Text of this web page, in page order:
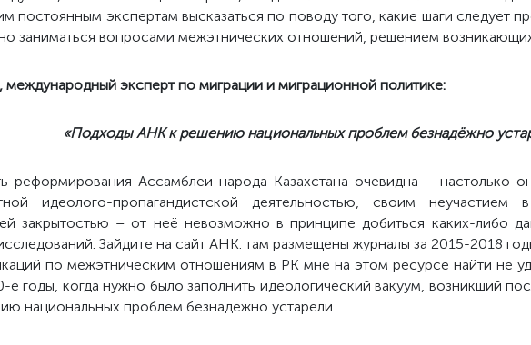
постоянным экспертам высказаться по поводу того, какие шаги следует
заниматься вопросами межэтнических отношений, решением
международный эксперт по миграции и миграционной политике:
«Подходы АНК к решению национальных проблем безнадёжно
реформирования Ассамблеи народа Казахстана очевидна – настолько
идеолого-пропагандистской деятельностью, своим неучастием
закрытостью – от неё невозможно в принципе добиться каких-либо
Зайдите на сайт АНК: там размещены журналы за 2015-2018
по межэтническим отношениям в РК мне на этом ресурсе найти не
е годы, когда нужно было заполнить идеологический вакуум, возникший
национальных проблем безнадежно устарели.